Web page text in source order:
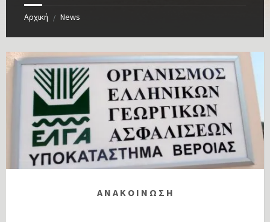
Αρχική / News
Α Ν Α Κ Ο Ι Ν Ω Σ Η